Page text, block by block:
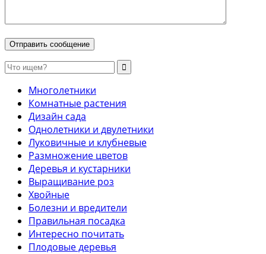
Многолетники
Комнатные растения
Дизайн сада
Однолетники и двулетники
Луковичные и клубневые
Размножение цветов
Деревья и кустарники
Выращивание роз
Хвойные
Болезни и вредители
Правильная посадка
Интересно почитать
Плодовые деревья